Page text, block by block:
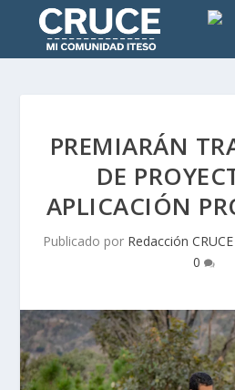
PREMIARÁN
DE
APLICACIÓN
Publicado por Redacción CRUCE
0